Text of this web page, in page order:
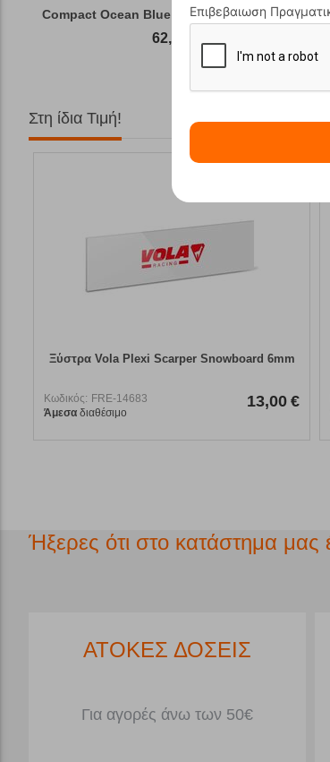
Compact Ocean Blue Τηλεσκοπικά Μπατόν Πεζ...
62,50
Στη ίδια Τιμή!
Ξύστρα Vola Plexi Scarper Snowboard 6mm
Κωδικός: FRE-14683
Άμεσα διαθέσιμο
13,00 €
Ήξερες ότι στο κατάστημα μας
ΑΤΟΚΕΣ ΔΟΣΕΙΣ
Για αγορές άνω των 50€
Επιβεβαιωση